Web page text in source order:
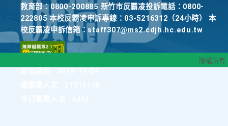
教育部：0800-200885 新竹市反霸凌投訴電話：0800-
222805 本校反霸凌申訴專線：03-5216312（24小時） 本
校反霸凌申訴信箱：staff307@ms2.cdjh.hc.edu.tw
版權所有